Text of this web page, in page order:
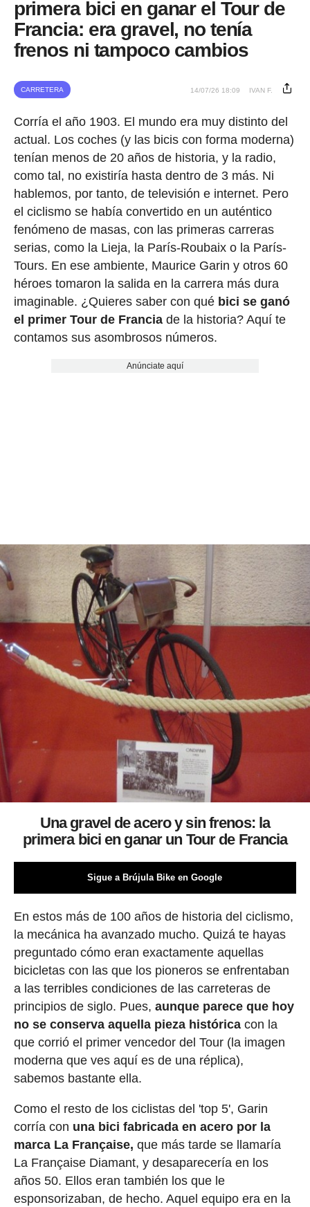
primera bici en ganar el Tour de
Francia: era gravel, no tenía
frenos ni tampoco cambios
CARRETERA 14/07/26 18:09 IVAN F.
Corría el año 1903. El mundo era muy distinto del
actual. Los coches (y las bicis con forma moderna)
tenían menos de 20 años de historia, y la radio,
como tal, no existiría hasta dentro de 3 más. Ni
hablemos, por tanto, de televisión e internet. Pero
el ciclismo se había convertido en un auténtico
fenómeno de masas, con las primeras carreras
serias, como la Lieja, la París-Roubaix o la París-
Tours. En ese ambiente, Maurice Garin y otros 60
héroes tomaron la salida en la carrera más dura
imaginable. ¿Quieres saber con qué bici se ganó
el primer Tour de Franciade la historia? Aquí te
contamos sus asombrosos números.
Anúnciate aquí
Una gravel de acero y sin frenos: la
primera bici en ganar un Tour de Francia
Sigue a Brújula Bike en Google
En estos más de 100 años de historia del ciclismo,
la mecánica ha avanzado mucho. Quizá te hayas
preguntado cómo eran exactamente aquellas
bicicletas con las que los pioneros se enfrentaban
a las terribles condiciones de las carreteras de
principios de siglo. Pues, aunque parece que hoy
no se conserva aquella pieza históricacon la
que corrió el primer vencedor del Tour (la imagen
moderna que ves aquí es de una réplica),
sabemos bastante ella.
Como el resto de los ciclistas del 'top 5', Garin
corría con una bici fabricada en acero por la
marca La Française, que más tarde se llamaría
La Française Diamant, y desaparecería en los
años 50. Ellos eran también los que le
esponsorizaban, de hecho. Aquel equipo era en la